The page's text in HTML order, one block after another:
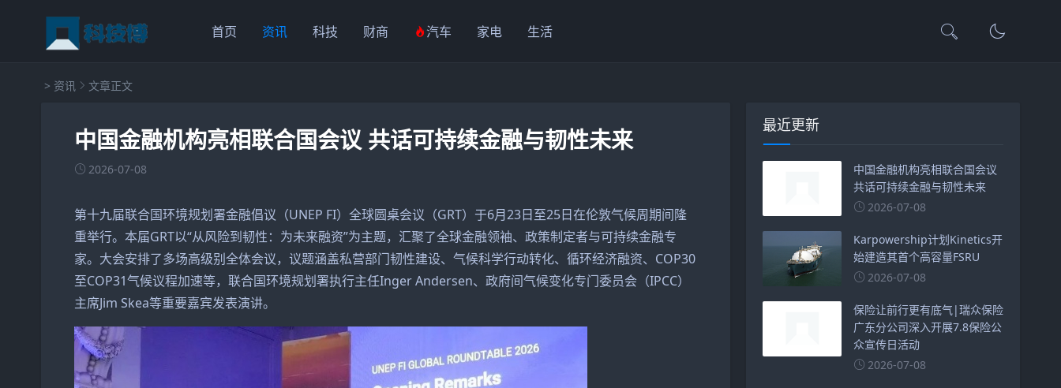
首页 资讯 科技 财商 汽车 家电 生活
> 资讯 文章正文
中国金融机构亮相联合国会议 共话可持续金融与韧性未来
2026-07-08
第十九届联合国环境规划署金融倡议（UNEP FI）全球圆桌会议（GRT）于6月23日至25日在伦敦气候周期间隆
重举行。本届GRT以“从风险到韧性：为未来融资”为主题，汇聚了全球金融领袖、政策制定者与可持续金融专
家。大会安排了多场高级别全体会议，议题涵盖私营部门韧性建设、气候科学行动转化、循环经济融资、COP30
至COP31气候议程加速等，联合国环境规划署执行主任Inger Andersen、政府间气候变化专门委员会（IPCC）
主席Jim Skea等重要嘉宾发表演讲。
最近更新
中国金融机构亮相联合国会议
共话可持续金融与韧性未来
2026-07-08
Karpowership计划Kinetics开
始建造其首个高容量FSRU
2026-07-08
保险让前行更有底气|瑞众保险
广东分公司深入开展7.8保险公
众宣传日活动
2026-07-08